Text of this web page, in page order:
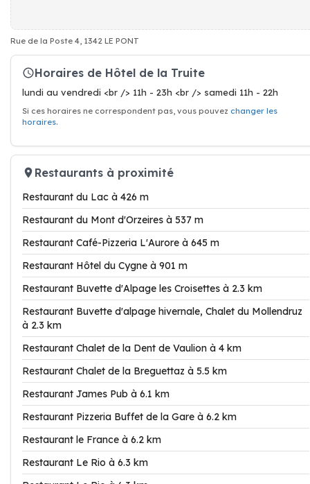
Rue de la Poste 4, 1342 LE PONT
Horaires de Hôtel de la Truite
lundi au vendredi <br /> 11h - 23h <br /> samedi 11h - 22h
Si ces horaires ne correspondent pas, vous pouvez changer les
horaires.
Restaurants à proximité
Restaurant du Lac à 426 m
Restaurant du Mont d'Orzeires à 537 m
Restaurant Café-Pizzeria L'Aurore à 645 m
Restaurant Hôtel du Cygne à 901 m
Restaurant Buvette d'Alpage les Croisettes à 2.3 km
Restaurant Buvette d'alpage hivernale, Chalet du Mollendruz
à 2.3 km
Restaurant Chalet de la Dent de Vaulion à 4 km
Restaurant Chalet de la Breguettaz à 5.5 km
Restaurant James Pub à 6.1 km
Restaurant Pizzeria Buffet de la Gare à 6.2 km
Restaurant le France à 6.2 km
Restaurant Le Rio à 6.3 km